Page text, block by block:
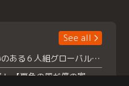
See all
いま最も勢いのある６人組グローバルグル ープ NCT WISHの地上波初冠特番 『NCT WISHの放課後グランプリ』放送決定 メンバーたちが３ペアに分かれ 【平成】をテーマにしたスペシャル企画 で対決 番組撮り下ろしのパフォーマンスも！ TELASA（テラサ）では放送終了後から オリジナルコンテンツを大量配信！
浮所飛貴主演！ 【夏色の風が僕の家にやってきた】 本日よりテラサで独占配信スタート！